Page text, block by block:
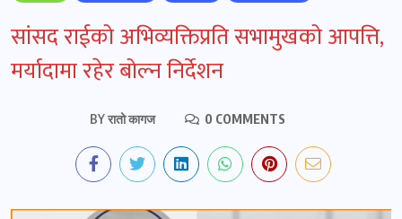
सांसद राईको अभिव्यक्तिप्रति सभामुखको आपत्ति,
मर्यादामा रहेर बोल्न निर्देशन
BYरातो कागज 0 COMMENTS